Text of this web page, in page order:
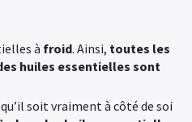
à froid. Ainsi, toutes les
huiles essentielles sont
soit vraiment à côté de soi